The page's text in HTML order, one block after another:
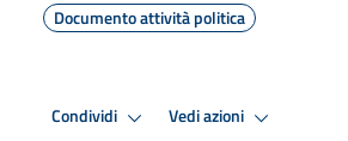
Documento attività politica
Condividi Vedi azioni